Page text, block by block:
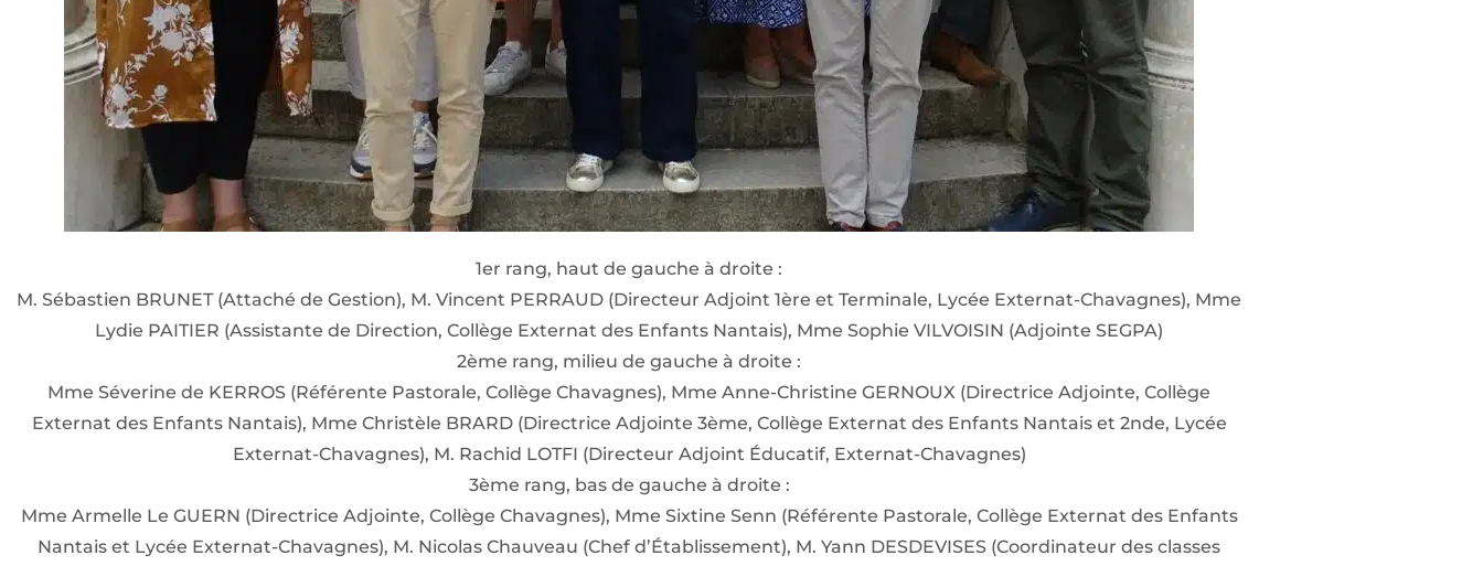
1er rang, haut de gauche à droite :
M. Sébastien BRUNET (Attaché de Gestion), M. Vincent PERRAUD (Directeur Adjoint 1ère et Terminale, Lycée Externat-Chavagnes), Mme
Lydie PAITIER (Assistante de Direction, Collège Externat des Enfants Nantais), Mme Sophie VILVOISIN (Adjointe SEGPA)
2ème rang, milieu de gauche à droite :
Mme Séverine de KERROS (Référente Pastorale, Collège Chavagnes), Mme Anne-Christine GERNOUX (Directrice Adjointe, Collège
Externat des Enfants Nantais), Mme Christèle BRARD (Directrice Adjointe 3ème, Collège Externat des Enfants Nantais et 2nde, Lycée
Externat-Chavagnes), M. Rachid LOTFI (Directeur Adjoint Éducatif, Externat-Chavagnes)
3ème rang, bas de gauche à droite :
Mme Armelle Le GUERN (Directrice Adjointe, Collège Chavagnes), Mme Sixtine Senn (Référente Pastorale, Collège Externat des Enfants
Nantais et Lycée Externat-Chavagnes), M. Nicolas Chauveau (Chef d’Établissement), M. Yann DESDEVISES (Coordinateur des classes